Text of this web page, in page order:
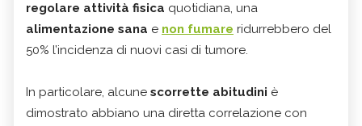
regolare attività fisica quotidiana, una
alimentazione sana e non fumare ridurrebbero del
50% l’incidenza di nuovi casi di tumore.
In particolare, alcune scorrette abitudini è
dimostrato abbiano una diretta correlazione con